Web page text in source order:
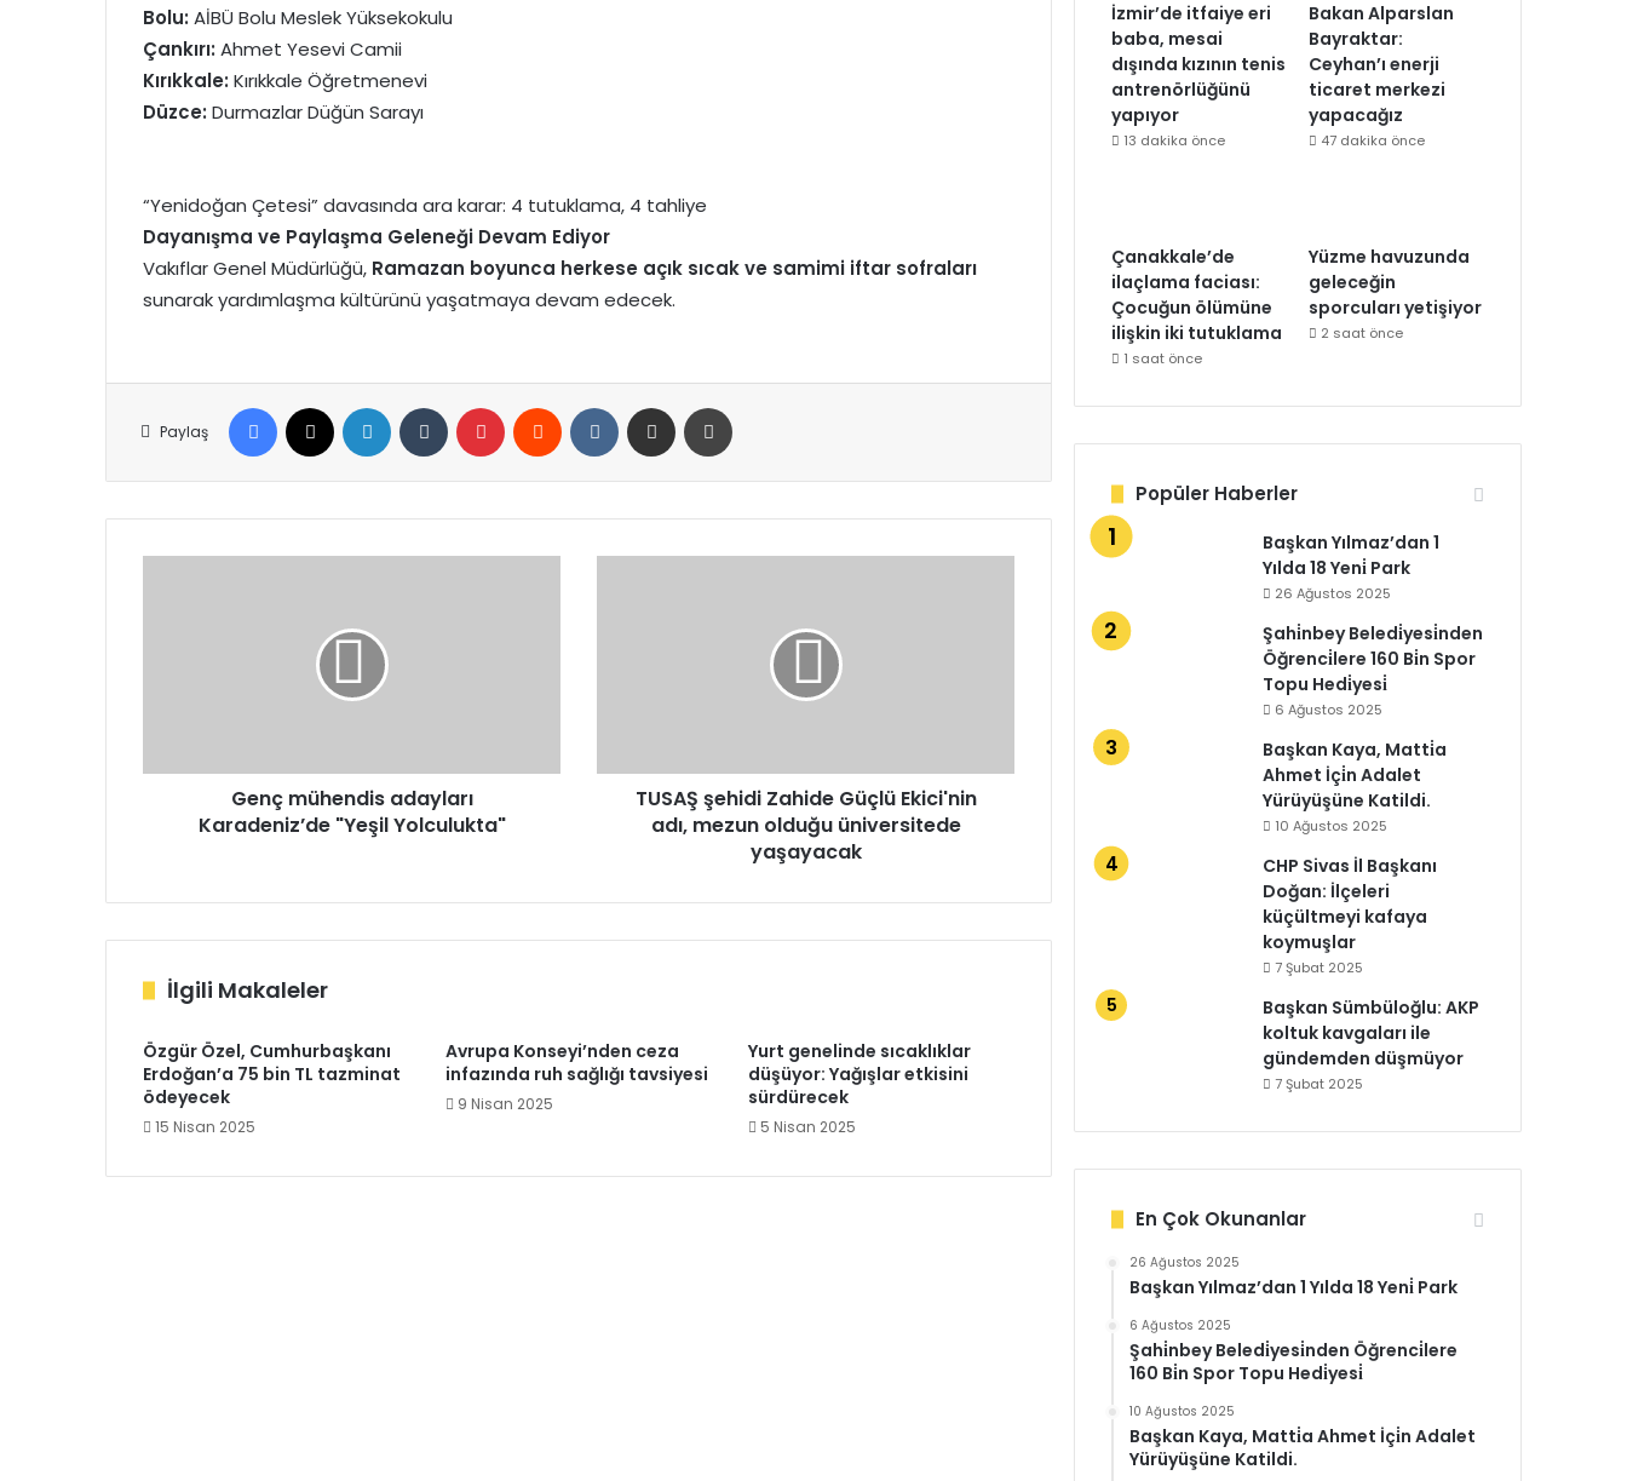
Bolu: AİBÜ Bolu Meslek Yüksekokulu
Çankırı: Ahmet Yesevi Camii
Kırıkkale: Kırıkkale Öğretmenevi
Düzce: Durmazlar Düğün Sarayı
“Yenidoğan Çetesi” davasında ara karar: 4 tutuklama, 4 tahliye
Dayanışma ve Paylaşma Geleneği Devam Ediyor
Vakıflar Genel Müdürlüğü, Ramazan boyunca herkese açık sıcak ve samimi iftar sofraları
sunarak yardımlaşma kültürünü yaşatmaya devam edecek.
Paylaş
Facebook LinkedIn Tumblr Pinterest Reddit VKontakteE-Posta ile paylaş
Genç mühendis adayları
Karadeniz’de "Yeşil Yolculukta"
üniversitede
yaşayacak
TUSAŞ şehidi Zahide Güçlü Ekici'nin
adı, mezun olduğu üniversitede
yaşayacak
İlgili Makaleler
Özgür Özel, Cumhurbaşkanı
Erdoğan’a 75 bin TL tazminat
ödeyecek
15 Nisan 2025
Avrupa Konseyi’nden ceza
infazında ruh sağlığı tavsiyesi
9 Nisan 2025
Yurt genelinde sıcaklıklar
düşüyor: Yağışlar etkisini
sürdürecek
5 Nisan 2025
İzmir’de itfaiye eri
baba, mesai
dışında kızının tenis
antrenörlüğünü
yapıyor
13 dakika önce
Bakan Alparslan
Bayraktar:
Ceyhan’ı enerji
ticaret merkezi
yapacağız
47 dakika önce
Çanakkale’de
ilaçlama faciası:
Çocuğun ölümüne
ilişkin iki tutuklama
1 saat önce
Yüzme havuzunda
geleceğin
sporcuları yetişiyor
2 saat önce
Popüler Haberler
Başkan Yılmaz’dan 1
Yılda 18 Yeni̇ Park
26 Ağustos 2025
Şahi̇nbey Beledi̇yesi̇nden
Öğrenci̇lere 160 Bi̇n Spor
Topu Hedi̇yesi̇
6 Ağustos 2025
Başkan Kaya, Matti̇a
Ahmet İçi̇n Adalet
Yürüyüşüne Katildi.
10 Ağustos 2025
CHP Sivas İl Başkanı
Doğan: İlçeleri
küçültmeyi kafaya
koymuşlar
7 Şubat 2025
Başkan Sümbüloğlu: AKP
koltuk kavgaları ile
gündemden düşmüyor
7 Şubat 2025
En Çok Okunanlar
26 Ağustos 2025
Başkan Yılmaz’dan 1 Yılda 18 Yeni̇ Park
6 Ağustos 2025
Şahi̇nbey Beledi̇yesi̇nden Öğrenci̇lere
160 Bi̇n Spor Topu Hedi̇yesi̇
10 Ağustos 2025
Başkan Kaya, Matti̇a Ahmet İçi̇n Adalet
Yürüyüşüne Katildi.